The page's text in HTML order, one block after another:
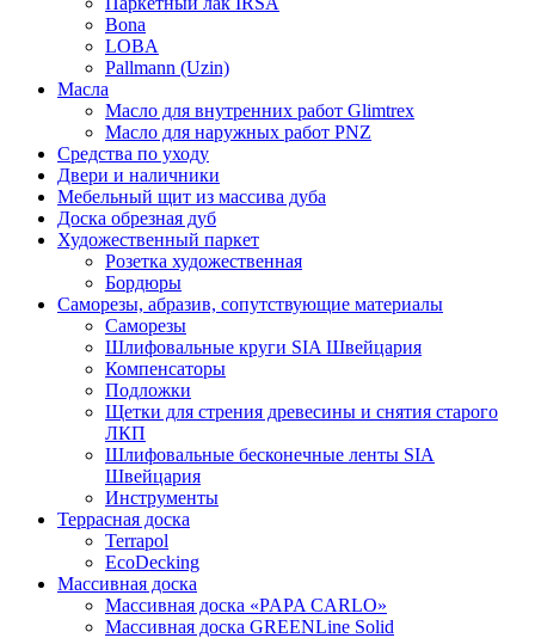
Bona
LOBA
Pallmann (Uzin)
Масла
Масло для внутренних работ Glimtrex
Масло для наружных работ PNZ
Средства по уходу
Двери и наличники
Мебельный щит из массива дуба
Доска обрезная дуб
Художественный паркет
Розетка художественная
Бордюры
Саморезы, абразив, сопутствующие материалы
Саморезы
Шлифовальные круги SIA Швейцария
Компенсаторы
Подложки
Щетки для стрения древесины и снятия старого
ЛКП
Шлифовальные бесконечные ленты SIA
Швейцария
Инструменты
Террасная доска
Terrapol
EcoDecking
Массивная доска
Массивная доска «PAPA CARLO»
Массивная доска GREENLine Solid